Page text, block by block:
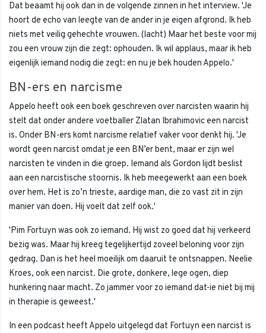
Dat beaamt hij ook dan in de volgende zinnen in het interview. 'Je
hoort de echo van leegte van de ander in je eigen afgrond. Ik heb
niets met veilig gehechte vrouwen. (lacht) Maar het beste voor mij
zou een vrouw zijn die zegt: ophouden. Ik wil applaus, maar ik heb
eigenlijk iemand nodig die zegt: en nu je bek houden Appelo.'
BN-ers en narcisme
Appelo heeft ook een boek geschreven over narcisten waarin hij
stelt dat onder andere voetballer Zlatan Ibrahimovic een narcist
is. Onder BN-ers komt narcisme relatief vaker voor denkt hij. 'Je
wordt geen narcist omdat je een BN’er bent, maar er zijn wel
narcisten te vinden in die groep. Iemand als Gordon lijdt beslist
aan een narcistische stoornis. Ik heb meegewerkt aan een boek
over hem. Het is zo’n trieste, aardige man, die zo vast zit in zijn
manier van doen. Hij voelt dat zelf ook.'
'Pim Fortuyn was ook zo iemand. Hij wist zo goed dat hij verkeerd
bezig was. Maar hij kreeg tegelijkertijd zoveel beloning voor zijn
gedrag. Dan is het heel moeilijk om daaruit te ontsnappen. Neelie
Kroes, ook een narcist. Die grote, donkere, lege ogen, diep
hunkering naar macht. Zo jammer voor zo iemand dat-ie niet bij mij
in therapie is geweest.'
In een podcast heeft Appelo uitgelegd dat Fortuyn een narcist is